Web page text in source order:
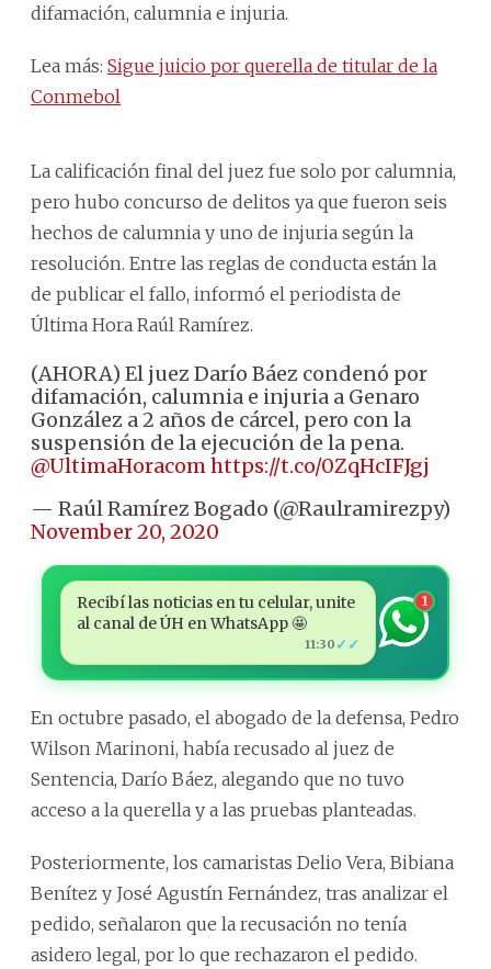
difamación, calumnia e injuria.
Lea más: Sigue juicio por querella de titular de la
Conmebol
La calificación final del juez fue solo por calumnia,
pero hubo concurso de delitos ya que fueron seis
hechos de calumnia y uno de injuria según la
resolución. Entre las reglas de conducta están la
de publicar el fallo, informó el periodista de
Última Hora Raúl Ramírez.
(AHORA) El juez Darío Báez condenó por
difamación, calumnia e injuria a Genaro
González a 2 años de cárcel, pero con la
suspensión de la ejecución de la pena.
@UltimaHoracomhttps://t.co/0ZqHcIFJgj
— Raúl Ramírez Bogado (@Raulramirezpy)
November 20, 2020
Recibí las noticias en tu celular, unite
al canal de ÚH en WhatsApp 🤩
11:30 ✓✓
1
En octubre pasado, el abogado de la defensa, Pedro
Wilson Marinoni, había recusado al juez de
Sentencia, Darío Báez, alegando que no tuvo
acceso a la querella y a las pruebas planteadas.
Posteriormente, los camaristas Delio Vera, Bibiana
Benítez y José Agustín Fernández, tras analizar el
pedido, señalaron que la recusación no tenía
asidero legal, por lo que rechazaron el pedido.